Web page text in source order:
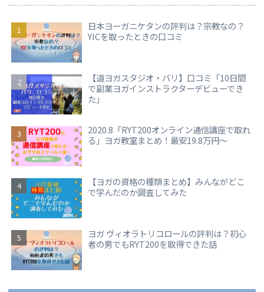
日本ヨーガニケタンの評判は？宗教なの？
YICを取ったときの口コミ
【道ヨガスタジオ・バリ】口コミ「10日間
で副業ヨガインストラクターデビューでき
た」
2020.8「RYT200オンライン通信講座で取れ
る」ヨガ教室まとめ！最安19.8万円～
【ヨガの資格の種類まとめ】みんながどこ
で学んだのか調査してみた
ヨガ ヴィオラトリコロールの評判は？初心
者の男でもRYT200を取得できた話